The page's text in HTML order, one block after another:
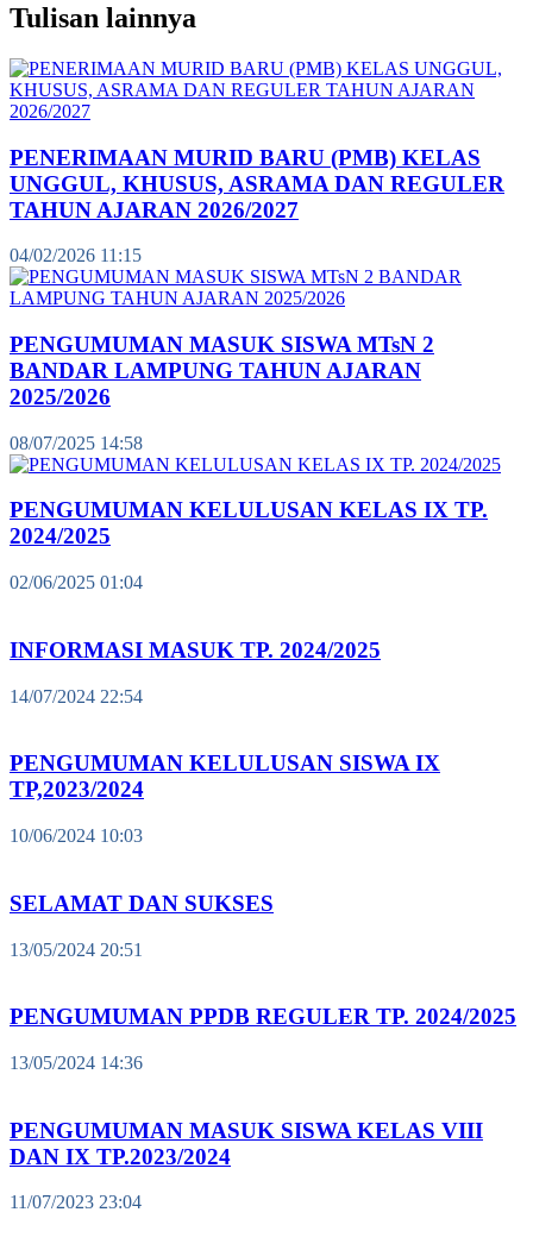
Tulisan lainnya
PENERIMAAN MURID BARU (PMB) KELAS
UNGGUL, KHUSUS, ASRAMA DAN REGULER
TAHUN AJARAN 2026/2027
04/02/2026 11:15
PENGUMUMAN MASUK SISWA MTsN 2
BANDAR LAMPUNG TAHUN AJARAN
2025/2026
08/07/2025 14:58
PENGUMUMAN KELULUSAN KELAS IX TP.
2024/2025
02/06/2025 01:04
INFORMASI MASUK TP. 2024/2025
14/07/2024 22:54
PENGUMUMAN KELULUSAN SISWA IX
TP,2023/2024
10/06/2024 10:03
SELAMAT DAN SUKSES
13/05/2024 20:51
PENGUMUMAN PPDB REGULER TP. 2024/2025
13/05/2024 14:36
PENGUMUMAN MASUK SISWA KELAS VIII
DAN IX TP.2023/2024
11/07/2023 23:04